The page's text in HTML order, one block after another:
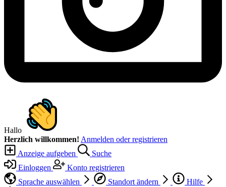
Hallo
Herzlich willkommen! Anmelden oder registrieren
Anzeige aufgeben
Suche
Einloggen
Konto registrieren
Sprache auswählen
Standort ändern
Hilfe